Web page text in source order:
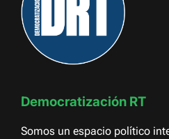
Democratización RT
Somos un espacio político